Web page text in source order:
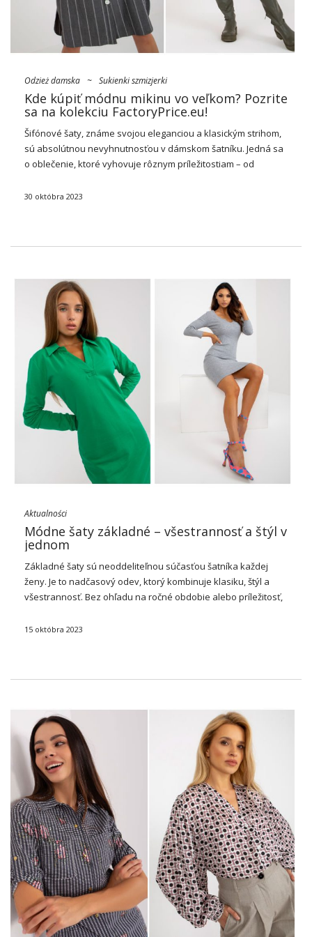
Odzież damska ~ Sukienki szmizjerki
Kde kúpiť módnu mikinu vo veľkom? Pozrite
sa na kolekciu FactoryPrice.eu!
Šifónové šaty, známe svojou eleganciou a klasickým strihom,
sú absolútnou nevyhnutnosťou v dámskom šatníku. Jedná sa
o oblečenie, ktoré vyhovuje rôznym príležitostiam – od
nadčasový charakter z neho robí nepostrádateľný prvok vo …
30 októbra 2023
Aktualności
Módne šaty základné – všestrannosť a štýl v
jednom
Základné šaty sú neoddeliteľnou súčasťou šatníka každej
ženy. Je to nadčasový odev, ktorý kombinuje klasiku, štýl a
všestrannosť. Bez ohľadu na ročné obdobie alebo príležitosť,
mnohých vzhľadov, od každodenného vzhľadu …
15 októbra 2023